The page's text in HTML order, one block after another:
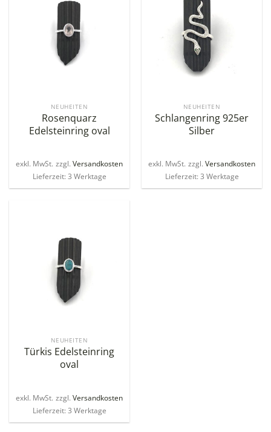
NEUHEITEN
Rosenquarz
Edelsteinring oval
exkl. MwSt. zzgl. Versandkosten
Lieferzeit: 3 Werktage
NEUHEITEN
Schlangenring 925er
Silber
exkl. MwSt. zzgl. Versandkosten
Lieferzeit: 3 Werktage
NEUHEITEN
Türkis Edelsteinring
oval
exkl. MwSt. zzgl. Versandkosten
Lieferzeit: 3 Werktage